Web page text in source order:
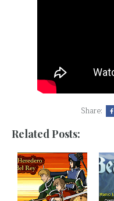
Share:
Related Posts: